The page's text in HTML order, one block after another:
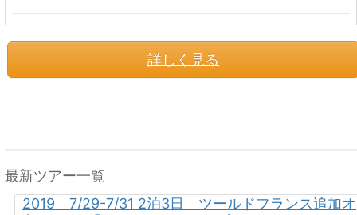
詳しく見る
最新ツアー一覧
2019 7/29-7/31 2泊3日 ツールドフランス追加オ